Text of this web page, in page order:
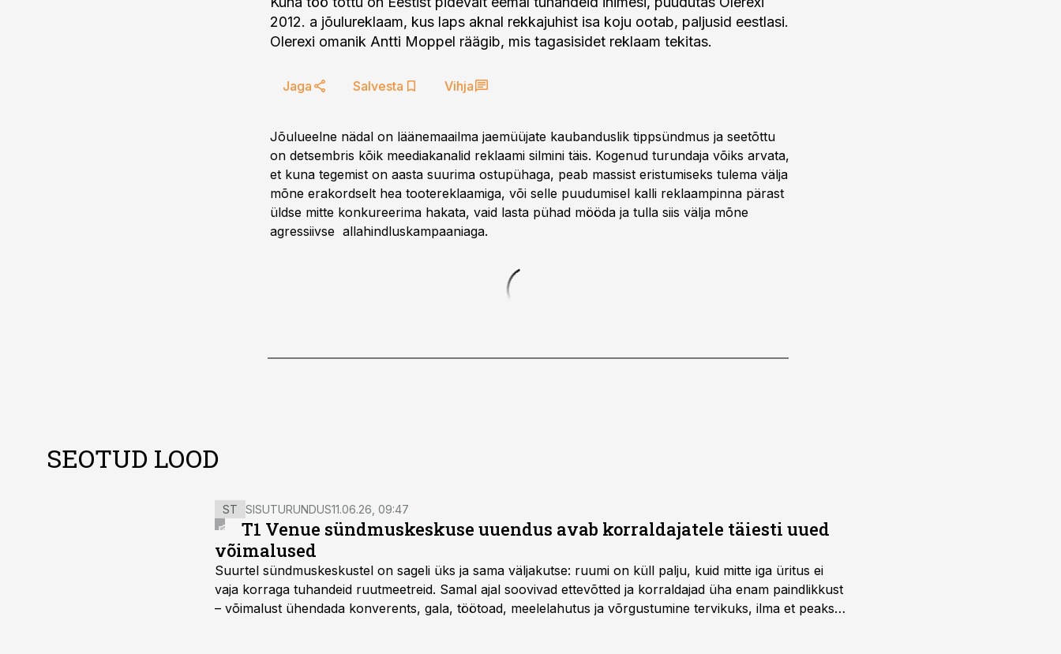
2012. a jõulureklaam, kus laps aknal rekkajuhist isa koju ootab, paljusid eestlasi.
Olerexi omanik Antti Moppel räägib, mis tagasisidet reklaam tekitas.
Jaga Salvesta Vihja
Jõulueelne nädal on läänemaailma jaemüüjate kaubanduslik tippsündmus ja seetõttu
on detsembris kõik meediakanalid reklaami silmini täis. Kogenud turundaja võiks arvata,
et kuna tegemist on aasta suurima ostupühaga, peab massist eristumiseks tulema välja
mõne erakordselt hea tootereklaamiga, või selle puudumisel kalli reklaampinna pärast
üldse mitte konkureerima hakata, vaid lasta pühad mööda ja tulla siis välja mõne
agressiivse allahindluskampaaniaga.
SEOTUD LOOD
ST SISUTURUNDUS11.06.26, 09:47
T1 Venue sündmuskeskuse uuendus avab korraldajatele täiesti uued
võimalused
Suurtel sündmuskeskustel on sageli üks ja sama väljakutse: ruumi on küll palju, kuid mitte iga üritus ei
vaja korraga tuhandeid ruutmeetreid. Samal ajal soovivad ettevõtted ja korraldajad üha enam paindlikkust
– võimalust ühendada konverents, gala, töötoad, meelelahutus ja võrgustumine tervikuks, ilma et peaks